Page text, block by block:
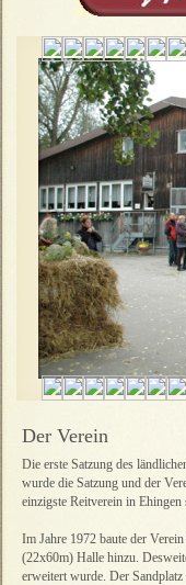
Die erste Satzung des
wurde die Satzung und der
einzigste Reitverein in Ehingen
Im Jahre 1972 baute der
(22x60m) Halle hinzu.
erweitert wurde. Der
Der Verein